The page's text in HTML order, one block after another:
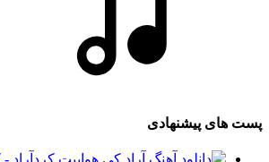
پست های پیشنهادی